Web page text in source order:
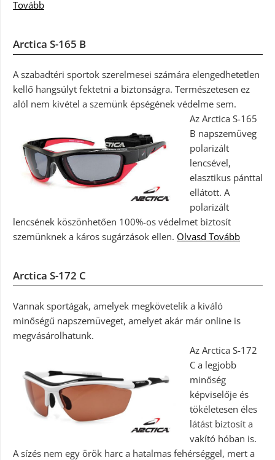
Tovább
Arctica S-165 B
A szabadtéri sportok szerelmesei számára elengedhetetlen
kellő hangsúlyt fektetni a biztonságra. Természetesen ez
alól nem kivétel a szemünk épségének védelme sem.
Az Arctica S-165
B napszemüveg
polarizált
lencsével,
elasztikus pánttal
ellátott. A
polarizált
lencsének köszönhetően 100%-os védelmet biztosít
szemünknek a káros sugárzások ellen. Olvasd Tovább
Arctica S-172 C
Vannak sportágak, amelyek megkövetelik a kiváló
minőségű napszemüveget, amelyet akár már online is
megvásárolhatunk.
Az Arctica S-172
C a legjobb
minőség
képviselője és
tökéletesen éles
látást biztosít a
vakító hóban is.
A sízés nem egy örök harc a hatalmas fehérséggel, mert a